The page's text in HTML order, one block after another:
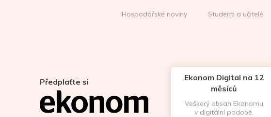
Hospodářské noviny Studenti a učitelé
Předplaťte si
Ekonom Digital na 12
měsíců
Veškerý obsah Ekonomu
v digitální podobě.